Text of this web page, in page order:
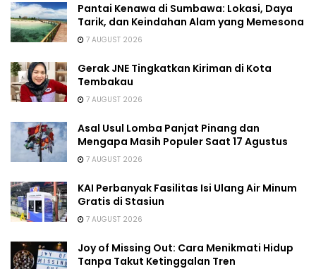
Pantai Kenawa di Sumbawa: Lokasi, Daya
Tarik, dan Keindahan Alam yang Memesona
7 AUGUST 2026
Gerak JNE Tingkatkan Kiriman di Kota
Tembakau
7 AUGUST 2026
Asal Usul Lomba Panjat Pinang dan
Mengapa Masih Populer Saat 17 Agustus
7 AUGUST 2026
KAI Perbanyak Fasilitas Isi Ulang Air Minum
Gratis di Stasiun
7 AUGUST 2026
Joy of Missing Out: Cara Menikmati Hidup
Tanpa Takut Ketinggalan Tren